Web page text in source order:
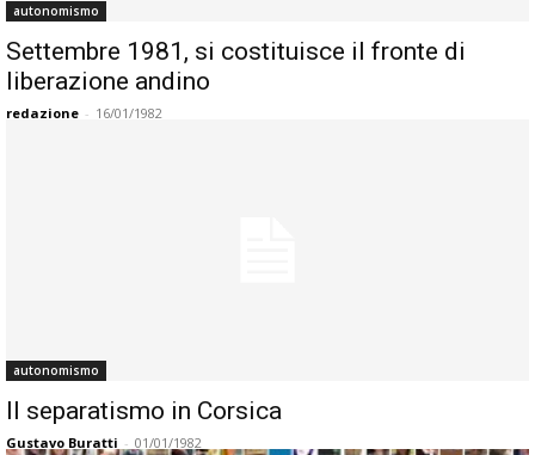
autonomismo
Settembre 1981, si costituisce il fronte di
liberazione andino
redazione - 16/01/1982
autonomismo
ll separatismo in Corsica
Gustavo Buratti - 01/01/1982